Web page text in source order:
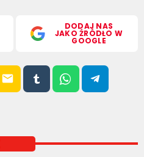
DODAJ NAS
JAKO ŹRÓDŁO W
GOOGLE
email